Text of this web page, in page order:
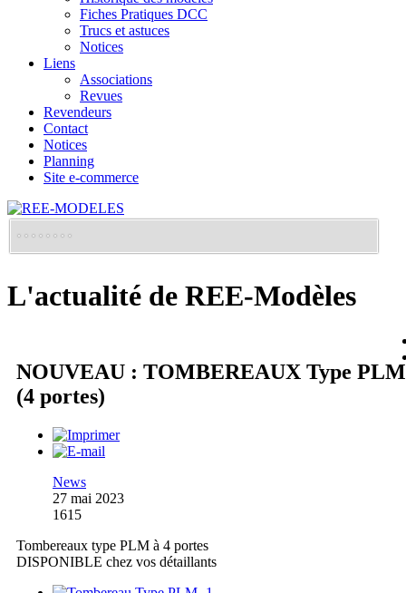
Fiches Pratiques DCC
Trucs et astuces
Notices
Liens
Associations
Revues
Revendeurs
Contact
Notices
Planning
Site e-commerce
L'actualité de REE-Modèles
NOUVEAU : TOMBEREAUX Type PLM
(4 portes)
News
27 mai 2023
1615
Tombereaux type PLM à 4 portes
DISPONIBLE chez vos détaillants